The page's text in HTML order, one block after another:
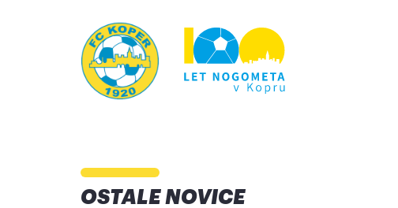
OSTALE NOVICE